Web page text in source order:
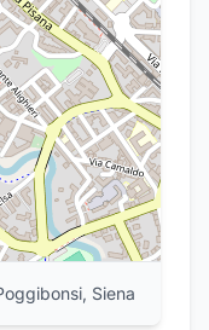
Siena